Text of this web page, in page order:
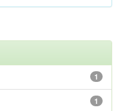
1
1